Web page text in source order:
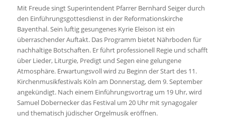
Mit Freude singt Superintendent Pfarrer Bernhard Seiger durch
den Einführungsgottesdienst in der Reformationskirche
Bayenthal. Sein luftig gesungenes Kyrie Eleison ist ein
überraschender Auftakt. Das Programm bietet Nährboden für
nachhaltige Botschaften. Er führt professionell Regie und schafft
über Lieder, Liturgie, Predigt und Segen eine gelungene
Atmosphäre. Erwartungsvoll wird zu Beginn der Start des 11.
Kirchenmusikfestivals Köln am Donnerstag, dem 9. September
angekündigt. Nach einem Einführungsvortrag um 19 Uhr, wird
Samuel Dobernecker das Festival um 20 Uhr mit synagogaler
und thematisch jüdischer Orgelmusik eröffnen.